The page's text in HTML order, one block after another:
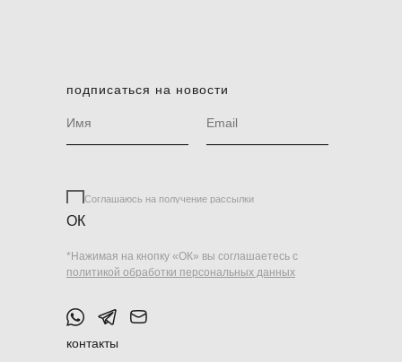
подписаться на новости
Соглашаюсь на получение рассылки
ОК
контакты
*Нажимая на кнопку «ОК» вы соглашаетесь с
политикой обработки персональных данных